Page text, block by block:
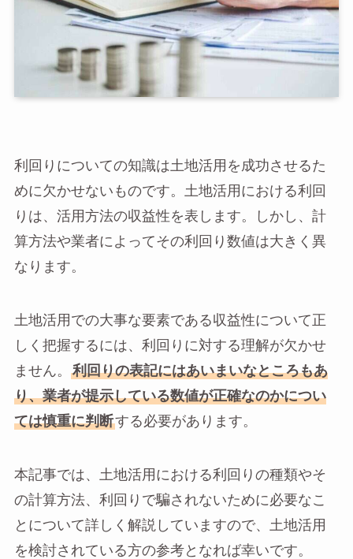
利回りについての知識は土地活用を成功させるた
めに欠かせないものです。土地活用における利回
りは、活用方法の収益性を表します。しかし、計
算方法や業者によってその利回り数値は大きく異
なります。
土地活用での大事な要素である収益性について正
しく把握するには、利回りに対する理解が欠かせ
ません。
利回りの表記にはあいまいなところもあ
り、業者が提示している数値が正確なのかについ
ては慎重に判断する必要があります。
本記事では、土地活用における利回りの種類やそ
の計算方法、利回りで騙されないために必要なこ
とについて詳しく解説していますので、土地活用
を検討されている方の参考となれば幸いです。